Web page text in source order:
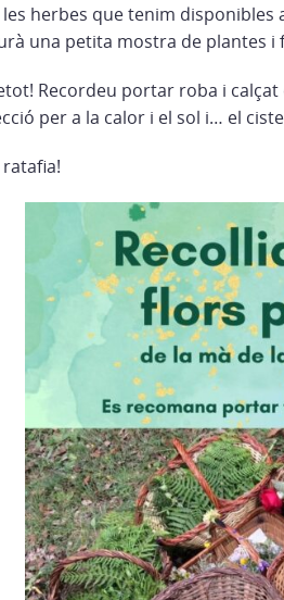
herbes que tenim
una petita mostra de plantes i
Recordeu portar roba i
per a la calor i el sol i… el